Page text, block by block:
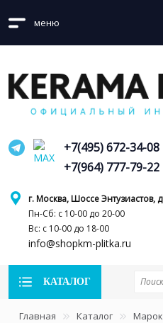
меню
г. Москва, Шоссе Энтузиастов,
Пн-Сб: с 10-00 до 20-00
Вс: с 10-00 до 18-00
info@shopkm-plitka.ru
+7(495) 672-34-08
+7(964) 777-79-22
КАТАЛОГ
Главная Каталог